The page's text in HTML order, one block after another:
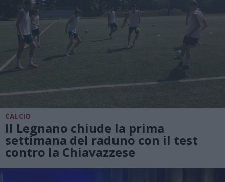
CALCIO
Il Legnano chiude la prima
settimana del raduno con il test
contro la Chiavazzese